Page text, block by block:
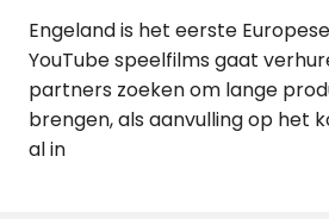
Engeland is het eerste
YouTube speelfilms gaat
partners zoeken om lange
brengen, als aanvulling op het
al in